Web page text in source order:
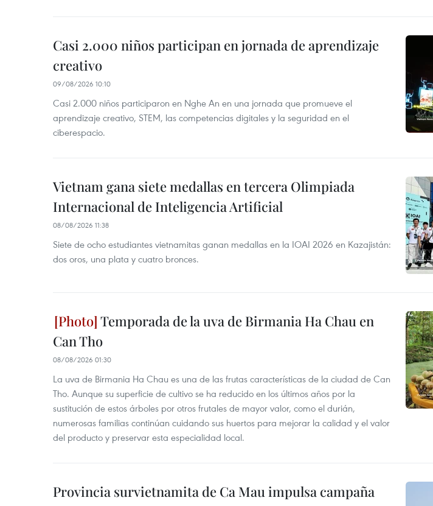
Casi 2.000 niños participan en jornada de aprendizaje
creativo
09/08/2026 10:10
Casi 2.000 niños participaron en Nghe An en una jornada que promueve el
aprendizaje creativo, STEM, las competencias digitales y la seguridad en el
ciberespacio.
Vietnam gana siete medallas en tercera Olimpiada
Internacional de Inteligencia Artificial
08/08/2026 11:38
Siete de ocho estudiantes vietnamitas ganan medallas en la IOAI 2026 en Kazajistán:
dos oros, una plata y cuatro bronces.
Temporada de la uva de Birmania Ha Chau en
Can Tho
08/08/2026 01:30
La uva de Birmania Ha Chau es una de las frutas características de la ciudad de Can
Tho. Aunque su superficie de cultivo se ha reducido en los últimos años por la
sustitución de estos árboles por otros frutales de mayor valor, como el durián,
numerosas familias continúan cuidando sus huertos para mejorar la calidad y el valor
del producto y preservar esta especialidad local.
Provincia survietnamita de Ca Mau impulsa campaña